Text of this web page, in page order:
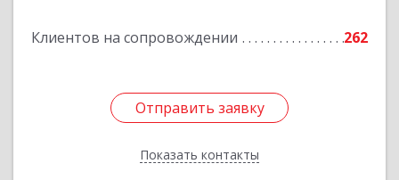
Клиентов на сопровождении 262
Отправить заявку
Показать контакты
Отправить заявку
Назад